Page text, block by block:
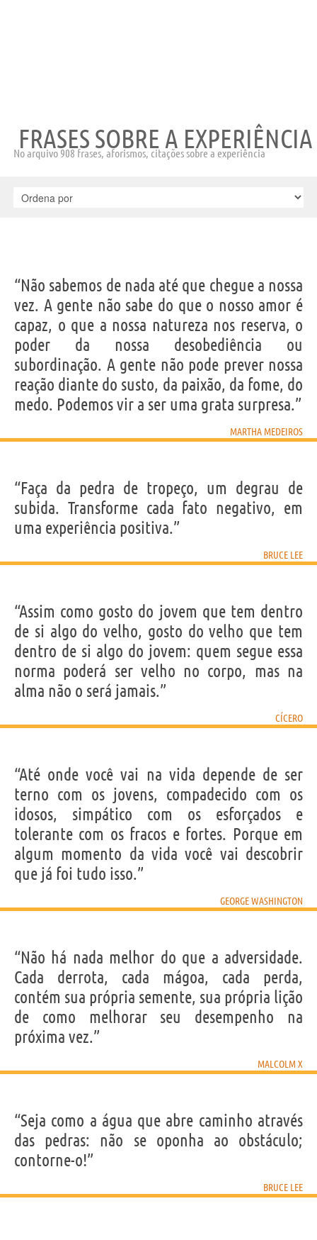
FRASES SOBRE A EXPERIÊNCIA
No arquivo 908 frases, aforismos, citações sobre a experiência
“Não sabemos de nada até que chegue a nossa
vez. A gente não sabe do que o nosso amor é
capaz, o que a nossa natureza nos reserva, o
poder da nossa desobediência ou
subordinação. A gente não pode prever nossa
reação diante do susto, da paixão, da fome, do
medo. Podemos vir a ser uma grata surpresa.”
MARTHA MEDEIROS
“Faça da pedra de tropeço, um degrau de
subida. Transforme cada fato negativo, em
uma experiência positiva.”
BRUCE LEE
“Assim como gosto do jovem que tem dentro
de si algo do velho, gosto do velho que tem
dentro de si algo do jovem: quem segue essa
norma poderá ser velho no corpo, mas na
alma não o será jamais.”
CÍCERO
“Até onde você vai na vida depende de ser
terno com os jovens, compadecido com os
idosos, simpático com os esforçados e
tolerante com os fracos e fortes. Porque em
algum momento da vida você vai descobrir
que já foi tudo isso.”
GEORGE WASHINGTON
“Não há nada melhor do que a adversidade.
Cada derrota, cada mágoa, cada perda,
contém sua própria semente, sua própria lição
de como melhorar seu desempenho na
próxima vez.”
MALCOLM X
“Seja como a água que abre caminho através
das pedras: não se oponha ao obstáculo;
contorne-o!”
BRUCE LEE